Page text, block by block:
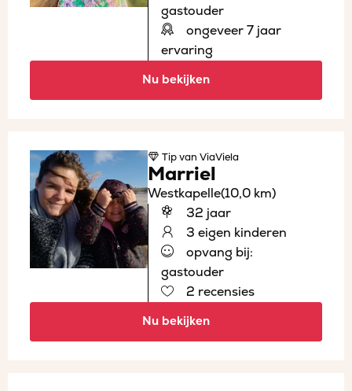
gastouder
ongeveer 7 jaar
ervaring
Nu bekijken
Tipvan ViaViela
Marriel
Westkapelle(10,0 km)
32 jaar
3 eigen kinderen
opvang bij:
gastouder
2 recensies
Nu bekijken